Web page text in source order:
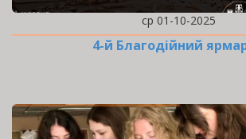
ср 01-10-2025
4-й Благодійний